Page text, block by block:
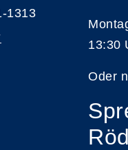
1313
13:30
Oder